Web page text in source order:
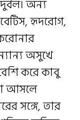
অন্য
হৃদরোগ,
অসুখে
করে কাবু
আসলে
সঙ্গে, তার